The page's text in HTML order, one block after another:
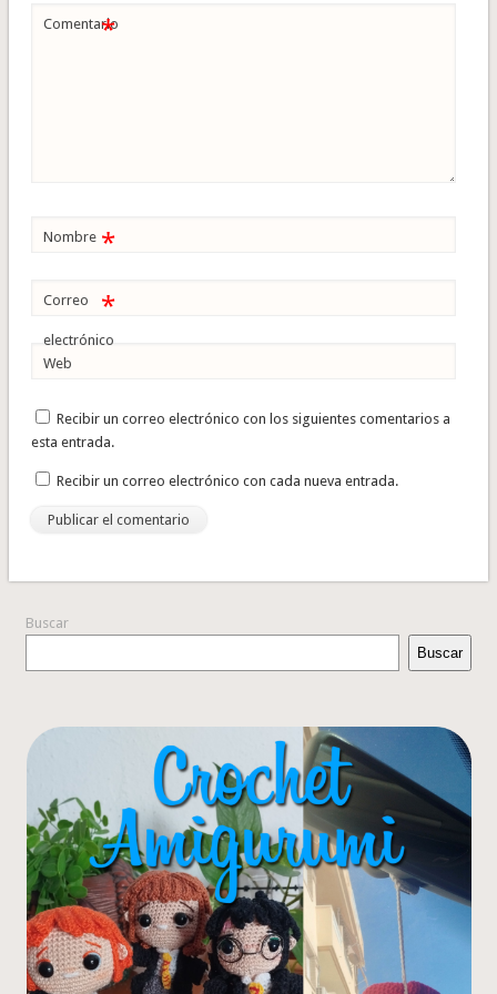
Comentario
*
Nombre *
Correo
electrónico
*
Web
Recibir un correo electrónico con los siguientes comentarios a
esta entrada.
Recibir un correo electrónico con cada nueva entrada.
Buscar
Buscar